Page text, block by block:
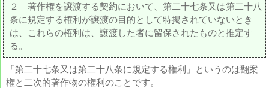
２ 著作権を譲渡する契約において、第二十七条又は第二十八
条に規定する権利が譲渡の目的として特掲されていないとき
は、これらの権利は、譲渡した者に留保されたものと推定す
る。
「第二十七条又は第二十八条に規定する権利」というのは翻案
権と二次的著作物の権利のことです。